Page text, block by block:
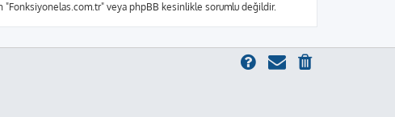
"Fonksiyonelas.com.tr" veya phpBB kesinlikle sorumlu değildir.